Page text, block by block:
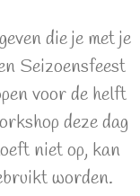
die je met je
Seizoensfeest
voor de helft
deze dag
niet op, kan
worden.